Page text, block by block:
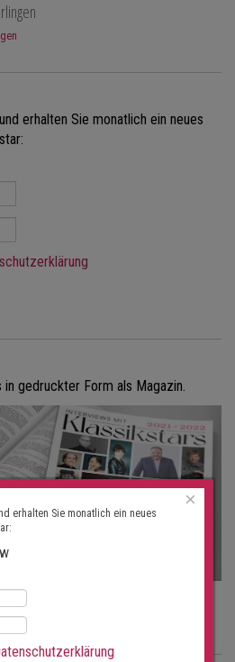
erhalten Sie monatlich ein neues
gedruckter Form als Magazin.
×
erhalten Sie monatlich ein neues